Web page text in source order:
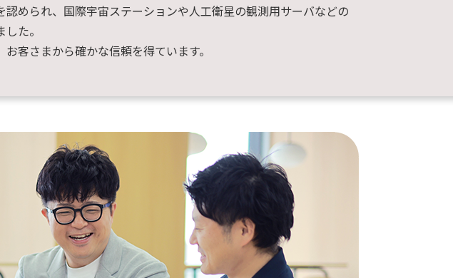
められ、国際宇宙ステーションや人工衛星の観測用サーバなどの
た。
客さまから確かな信頼を得ています。